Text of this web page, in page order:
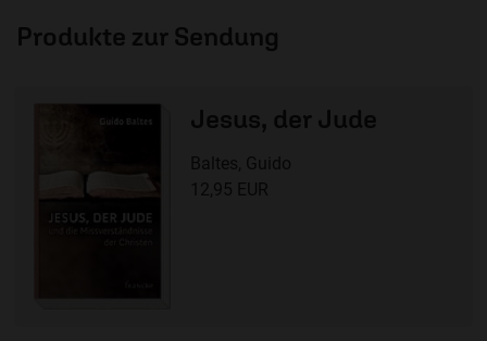
Produkte zur Sendung
Jesus, der Jude
Baltes, Guido
12,95 EUR